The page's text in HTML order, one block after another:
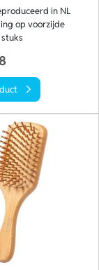
in NL
op voorzijde